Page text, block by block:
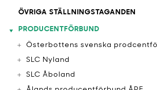
ÖVRIGA STÄLLNINGSTAGANDEN
PRODUCENTFÖRBUND
Österbottens svenska
SLC Nyland
SLC Åboland